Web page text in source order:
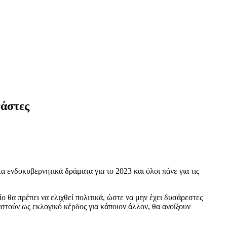
δράματα για το 2023 και όλοι πάνε για τις
πρέπει να ελιχθεί πολιτικά, ώστε να μην έχει δυσάρεστες
ως εκλογικό κέρδος για κάποιον άλλον, θα ανοίξουν